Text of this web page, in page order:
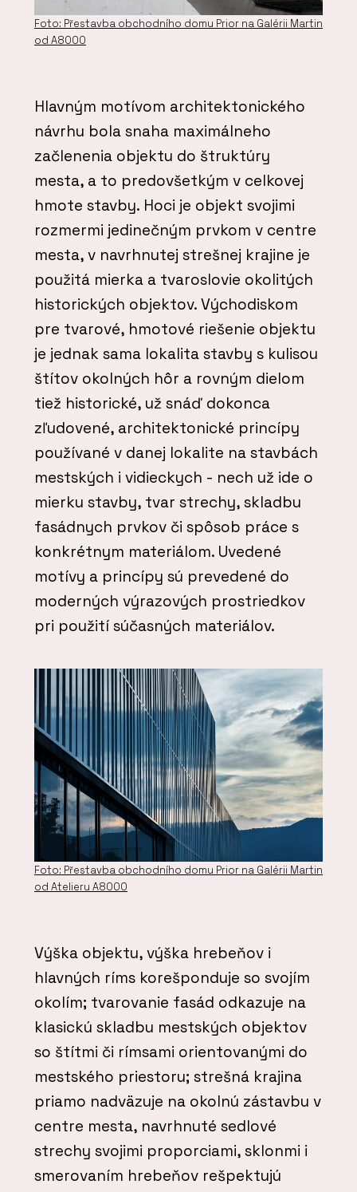
Foto: Přestavba obchodního domu Prior na Galérii Martin
od A8000
Hlavným motívom architektonického
návrhu bola snaha maximálneho
začlenenia objektu do štruktúry
mesta, a to predovšetkým v celkovej
hmote stavby. Hoci je objekt svojimi
rozmermi jedinečným prvkom v centre
mesta, v navrhnutej strešnej krajine je
použitá mierka a tvaroslovie okolitých
historických objektov. Východiskom
pre tvarové, hmotové riešenie objektu
je jednak sama lokalita stavby s kulisou
štítov okolných hôr a rovným dielom
tiež historické, už snáď dokonca
zľudovené, architektonické princípy
používané v danej lokalite na stavbách
mestských i vidieckych - nech už ide o
mierku stavby, tvar strechy, skladbu
fasádnych prvkov či spôsob práce s
konkrétnym materiálom. Uvedené
motívy a princípy sú prevedené do
moderných výrazových prostriedkov
pri použití súčasných materiálov.
Foto: Přestavba obchodního domu Prior na Galérii Martin
od Atelieru A8000
Výška objektu, výška hrebeňov i
hlavných ríms korešponduje so svojím
okolím; tvarovanie fasád odkazuje na
klasickú skladbu mestských objektov
so štítmi či rímsami orientovanými do
mestského priestoru; strešná krajina
priamo nadväzuje na okolnú zástavbu v
centre mesta, navrhnuté sedlové
strechy svojimi proporciami, sklonmi i
smerovaním hrebeňov rešpektujú